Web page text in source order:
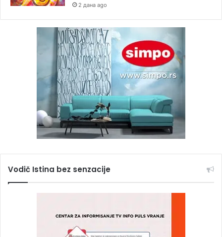
2 дана ago
Vodič Istina bez senzacije